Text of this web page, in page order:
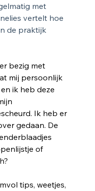
met
vertelt hoe
de praktijk
bezig met
mij persoonlijk
ik heb deze
Ik heb er
gedaan. De
of
tips, weetjes,